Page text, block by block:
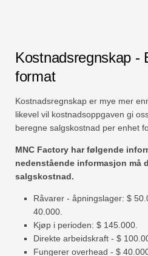
Kostnadsregnskap -
format
Kostnadsregnskap er mye mer
likevel vil kostnadsoppgaven gi
beregne salgskostnad per enhet
MNC Factory har følgende
nedenstående informasjon må
salgskostnad.
Råvarer - åpningslager: $
40.000.
Kjøp i perioden: $ 145.000.
Direkte arbeidskraft - $
Fungerer overhead - $